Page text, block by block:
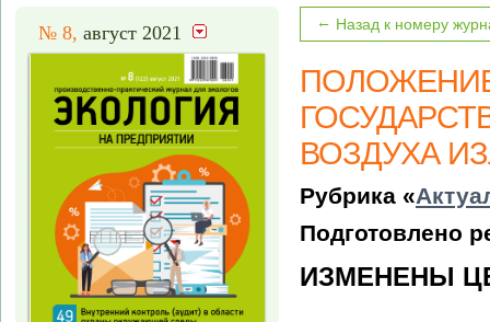
№ 8, август 2021 ← Назад к номеру
ВОЗДУХА
Рубрика «
Подготовлено
ИЗМЕНЕНЫ